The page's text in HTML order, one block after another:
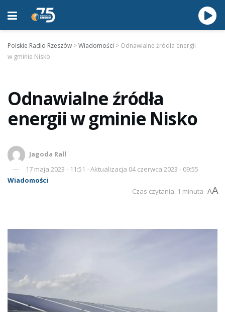
Polskie Radio Rzeszów >Wiadomości > Odnawialne źródła energii
w gminie Nisko
Odnawialne źródła
energii w gminie Nisko
Jagoda Rall
17 maja 2023 - 11:51 - Aktualizacja 04 czerwca 2023 - 09:55
Wiadomości
Czas czytania: 1 minuta AA